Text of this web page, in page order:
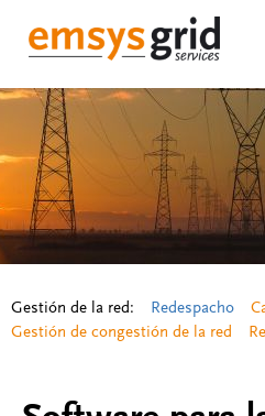
Gestión de la red: Redespacho
Gestión de congestión de la red